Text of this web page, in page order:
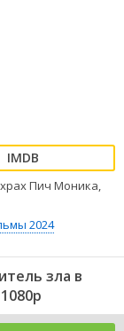
Пич Моника,
2024
зла в